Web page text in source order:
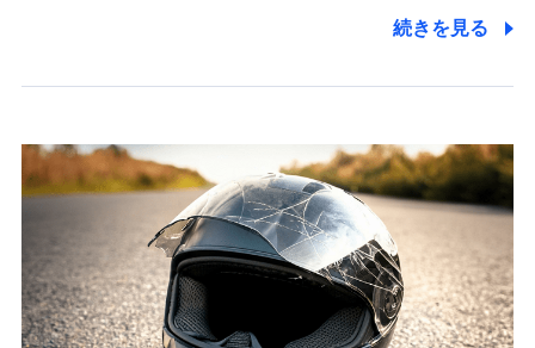
〒103-0013 東京都中央区日本橋人形町2-14-10 アー
個人情報の第三者提供について
当社ではご本人の同意がある場合または法令に基づく場
合を除き、第三者に提供いたしません。
業務の委託
当社は利用目的の達成に必要な範囲内において個人情報
の取り扱いの全部または一部を委託する場合がありま
続きを見る